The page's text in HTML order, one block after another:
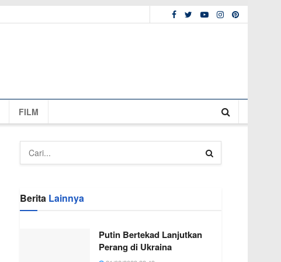
FILM
Berita Lainnya
Putin Bertekad Lanjutkan
Perang di Ukraina